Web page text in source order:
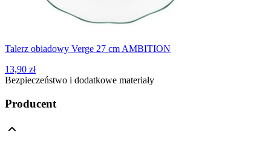
Talerz obiadowy Verge 27 cm AMBITION
13,90 zł
Bezpieczeństwo i dodatkowe materiały
Producent